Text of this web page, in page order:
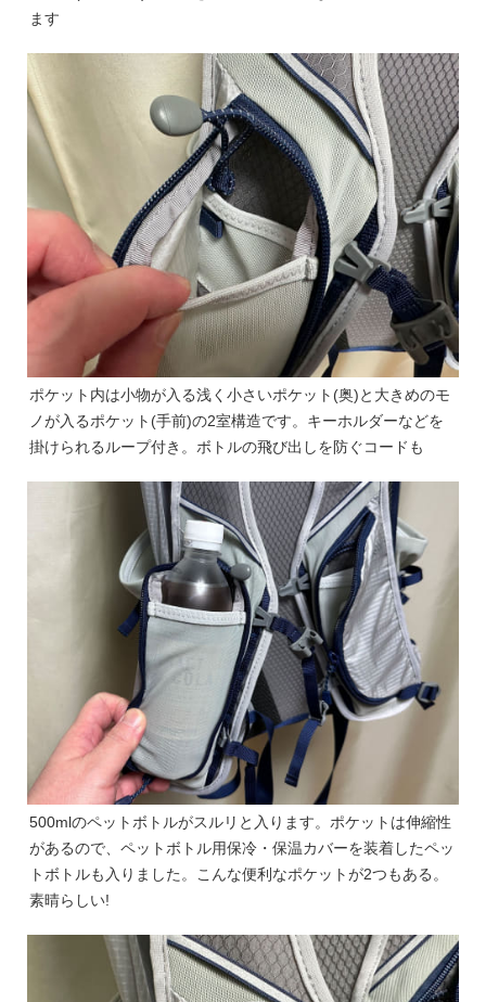
ます
ポケット内は小物が入る浅く小さいポケット(奥)と大きめのモ
ノが入るポケット(手前)の2室構造です。キーホルダーなどを
掛けられるループ付き。ボトルの飛び出しを防ぐコードも
500mlのペットボトルがスルリと入ります。ポケットは伸縮性
があるので、ペットボトル用保冷・保温カバーを装着したペッ
トボトルも入りました。こんな便利なポケットが2つもある。
素晴らしい!